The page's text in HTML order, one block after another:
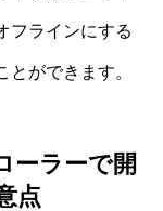
フラインにする
ができます。
ーラーで開
点